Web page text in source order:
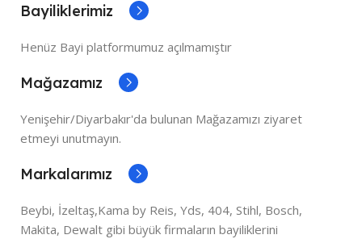
Bayiliklerimiz
Henüz Bayi platformumuz açılmamıştır
Mağazamız
Yenişehir/Diyarbakır'da bulunan Mağazamızı ziyaret
etmeyi unutmayın.
Markalarımız
Beybi, İzeltaş,Kama by Reis, Yds, 404, Stihl, Bosch,
Makita, Dewalt gibi büyük firmaların bayiliklerini